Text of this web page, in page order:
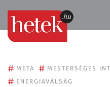
# META # MESTERSÉGES
# ENERGIAVÁLSÁG